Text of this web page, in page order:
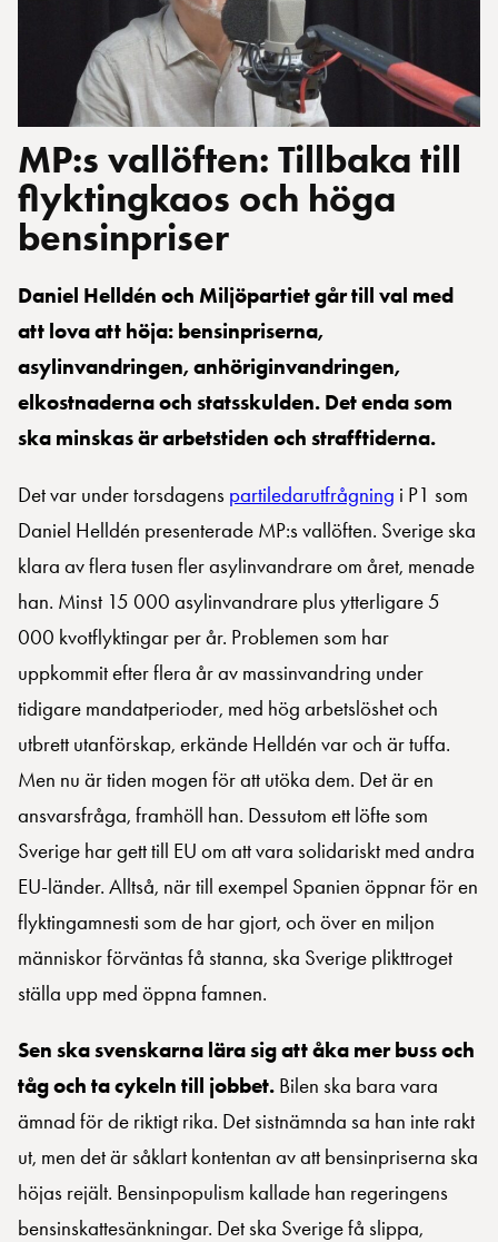
MP:s vallöften: Tillbaka till
flyktingkaos och höga
bensinpriser
Daniel Helldén och Miljöpartiet går till val med
att lova att höja: bensinpriserna,
asylinvandringen, anhöriginvandringen,
elkostnaderna och statsskulden. Det enda som
ska minskas är arbetstiden och strafftiderna.
Det var under torsdagens partiledarutfrågning i P1 som
Daniel Helldén presenterade MP:s vallöften. Sverige ska
klara av flera tusen fler asylinvandrare om året, menade
han. Minst 15 000 asylinvandrare plus ytterligare 5
000 kvotflyktingar per år. Problemen som har
uppkommit efter flera år av massinvandring under
tidigare mandatperioder, med hög arbetslöshet och
utbrett utanförskap, erkände Helldén var och är tuffa.
Men nu är tiden mogen för att utöka dem. Det är en
ansvarsfråga, framhöll han. Dessutom ett löfte som
Sverige har gett till EU om att vara solidariskt med andra
EU-länder. Alltså, när till exempel Spanien öppnar för en
flyktingamnesti som de har gjort, och över en miljon
människor förväntas få stanna, ska Sverige plikttroget
ställa upp med öppna famnen.
Sen ska svenskarna lära sig att åka mer buss och
tåg och ta cykeln till jobbet. Bilen ska bara vara
ämnad för de riktigt rika. Det sistnämnda sa han inte rakt
ut, men det är såklart kontentan av att bensinpriserna ska
höjas rejält. Bensinpopulism kallade han regeringens
bensinskattesänkningar. Det ska Sverige få slippa,